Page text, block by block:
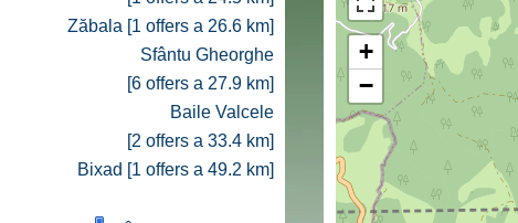
+
−
Zăbala [1 offers a 26.6 km]
Sfântu Gheorghe
[6 offers a 27.9 km]
Baile Valcele
[2 offers a 33.4 km]
Bixad [1 offers a 49.2 km]